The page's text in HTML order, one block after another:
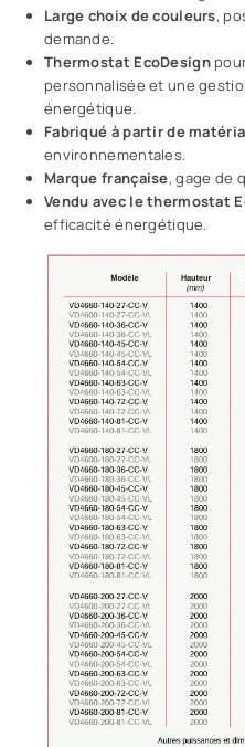
Large choix de couleurs,
demande.
Thermostat EcoDesign
personnalisée et une
énergétique.
Fabriqué à partir de
environnementales.
Marque française, gage de
Vendu avec le thermostat
efficacité énergétique.